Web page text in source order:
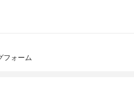
フォーム